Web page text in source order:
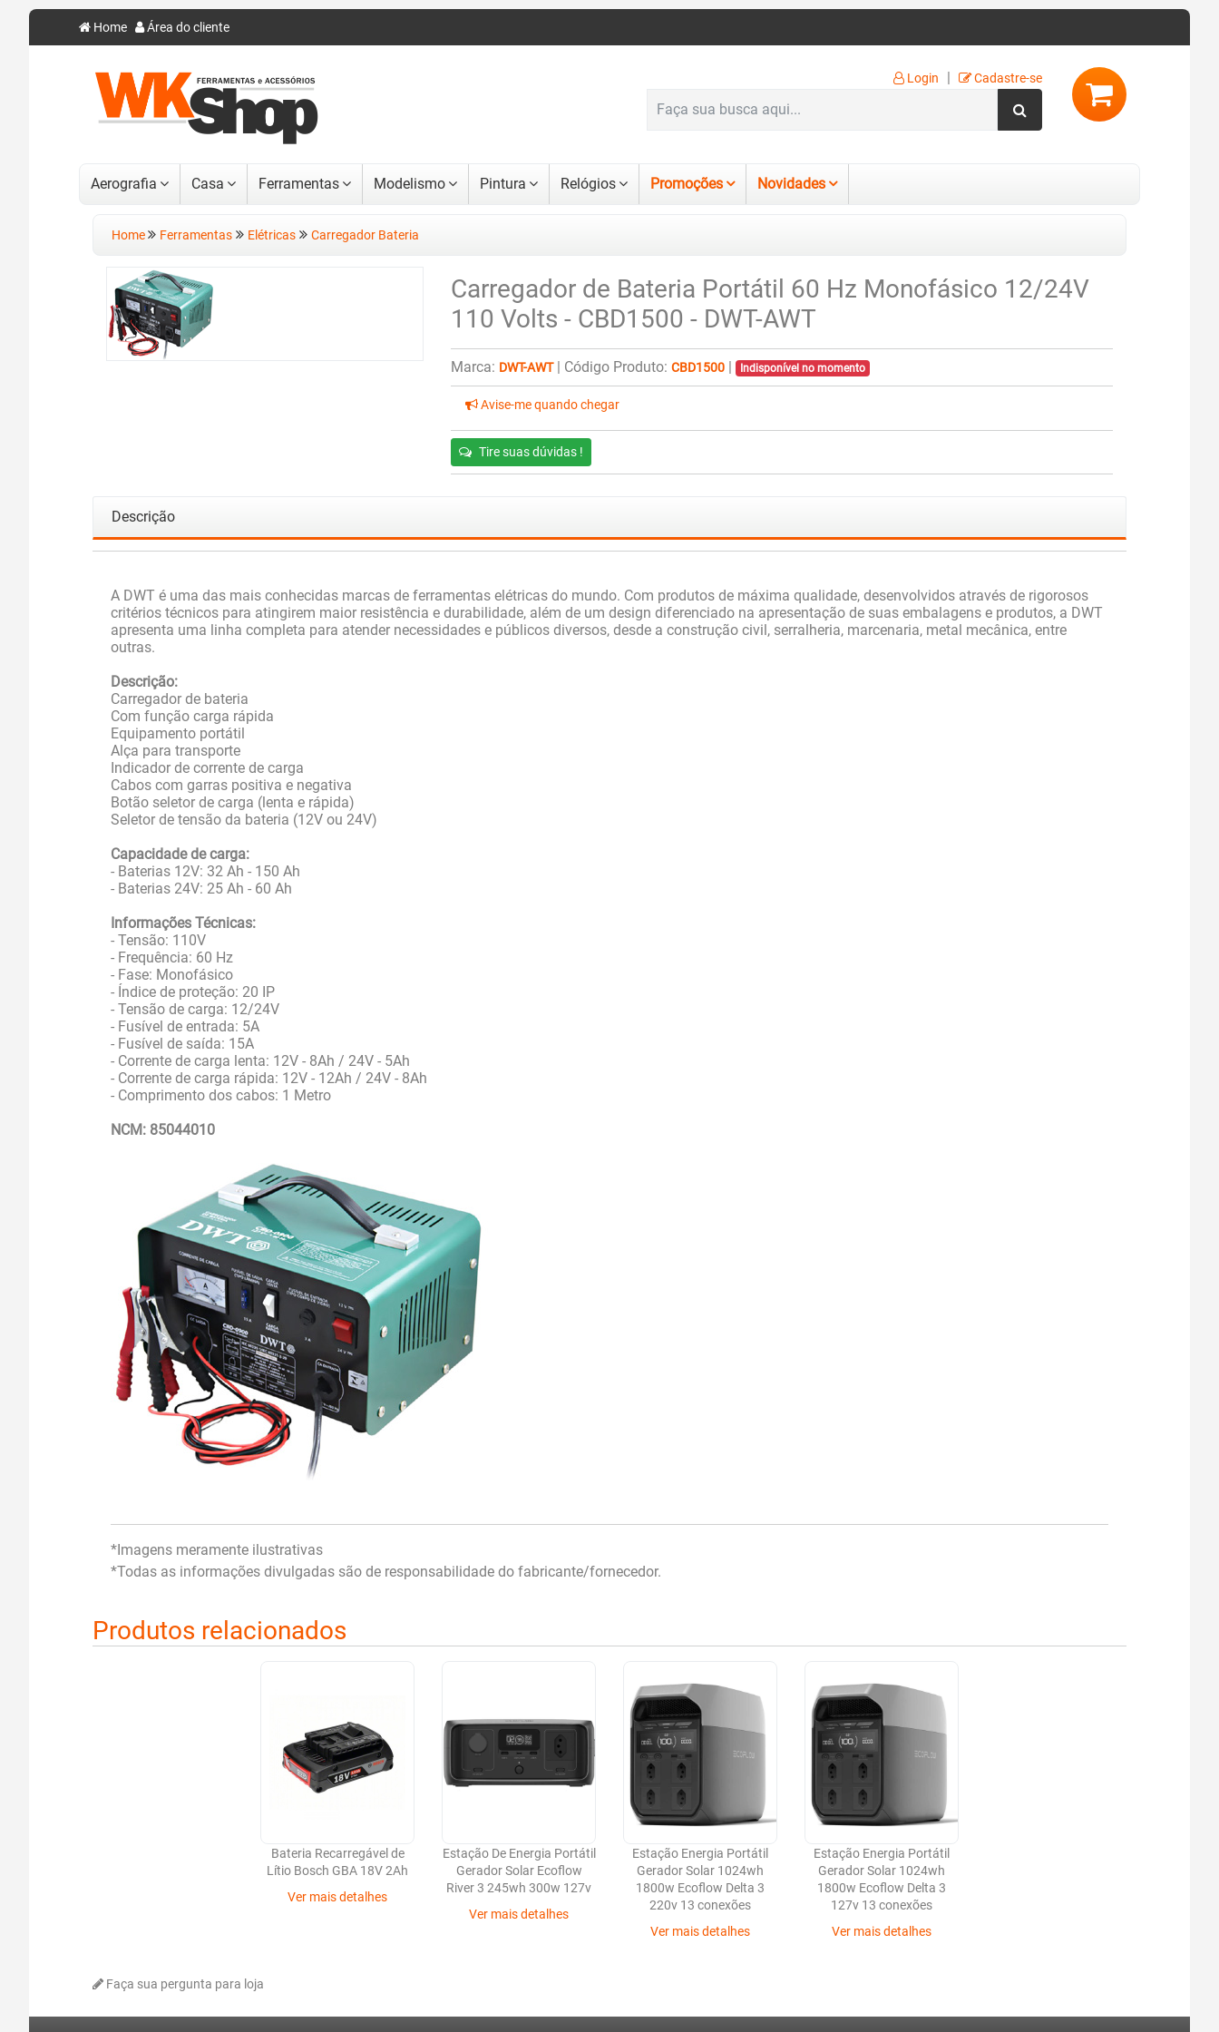
Home Área do cliente
Login | Cadastre-se
Aerografia Casa Ferramentas Modelismo Pintura Relógios Promoções Novidades
Home Ferramentas Elétricas Carregador Bateria
Carregador de Bateria Portátil 60 Hz Monofásico 12/24V
110 Volts - CBD1500 - DWT-AWT
Marca: DWT-AWT| Código Produto: CBD1500 Indisponível no momento
Avise-me quando chegar
Tire suas dúvidas !
Descrição
A DWT é uma das mais conhecidas marcas de ferramentas elétricas do mundo. Com produtos de máxima qualidade, desenvolvidos através de rigorosos
critérios técnicos para atingirem maior resistência e durabilidade, além de um design diferenciado na apresentação de suas embalagens e produtos, a DWT
apresenta uma linha completa para atender necessidades e públicos diversos, desde a construção civil, serralheria, marcenaria, metal mecânica, entre
outras.
Descrição:
Carregador de bateria
Com função carga rápida
Equipamento portátil
Alça para transporte
Indicador de corrente de carga
Cabos com garras positiva e negativa
Botão seletor de carga (lenta e rápida)
Seletor de tensão da bateria (12V ou 24V)
Capacidade de carga:
- Baterias 12V: 32 Ah - 150 Ah
- Baterias 24V: 25 Ah - 60 Ah
Informações Técnicas:
- Tensão: 110V
- Frequência: 60 Hz
- Fase: Monofásico
- Índice de proteção: 20 IP
- Tensão de carga: 12/24V
- Fusível de entrada: 5A
- Fusível de saída: 15A
- Corrente de carga lenta: 12V - 8Ah / 24V - 5Ah
- Corrente de carga rápida: 12V - 12Ah / 24V - 8Ah
- Comprimento dos cabos: 1 Metro
NCM: 85044010
*Imagens meramente ilustrativas
*Todas as informações divulgadas são de responsabilidade do fabricante/fornecedor.
Produtos relacionados
Bateria Recarregável de
Lítio Bosch GBA 18V 2Ah
Ver mais detalhes
Estação De Energia Portátil
Gerador Solar Ecoflow
River 3 245wh 300w 127v
Ver mais detalhes
Estação Energia Portátil
Gerador Solar 1024wh
1800w Ecoflow Delta 3
220v 13 conexões
Ver mais detalhes
Estação Energia Portátil
Gerador Solar 1024wh
1800w Ecoflow Delta 3
127v 13 conexões
Ver mais detalhes
Faça sua pergunta para loja